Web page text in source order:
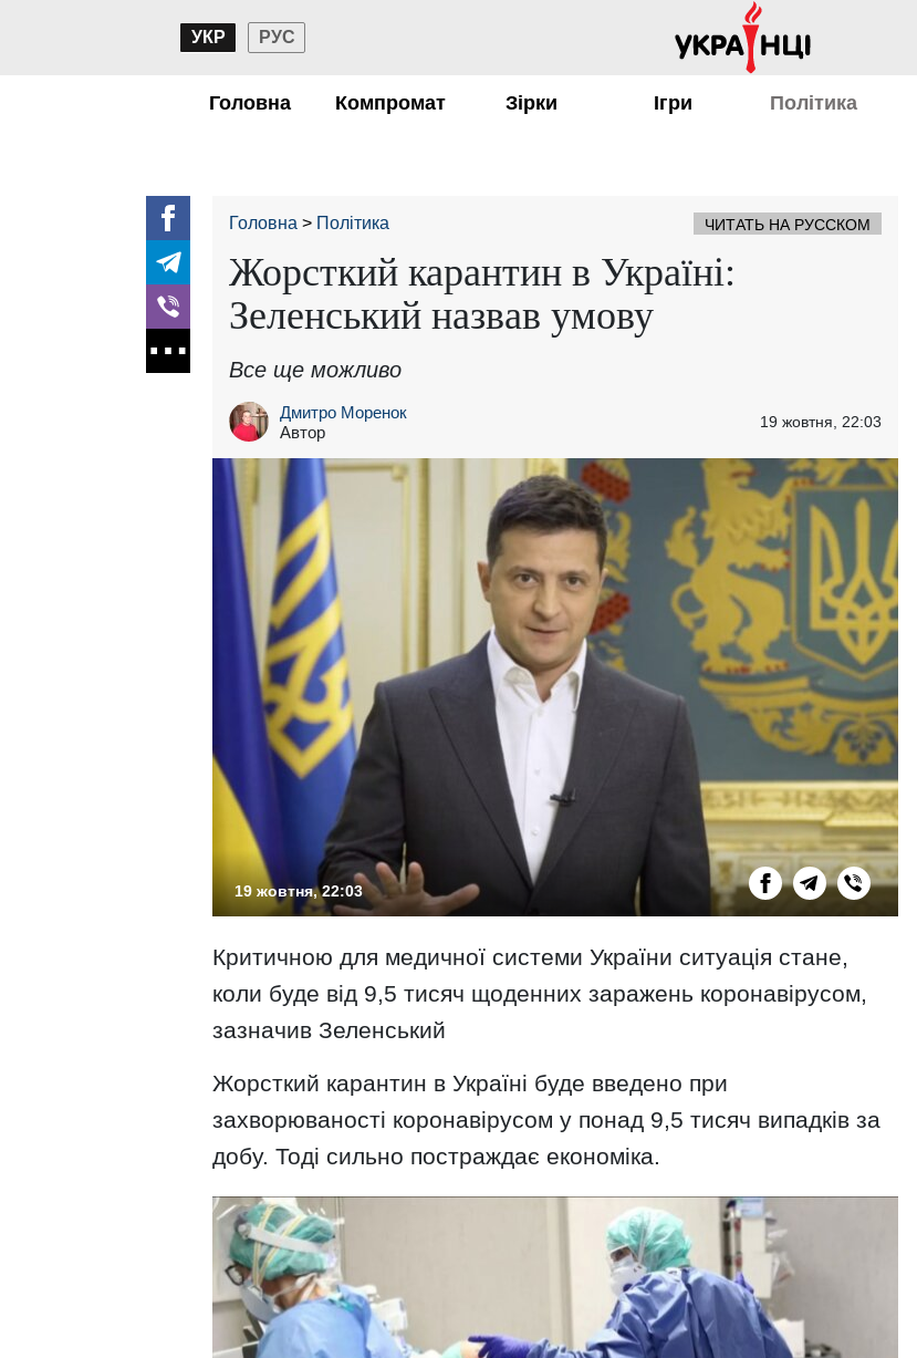
УКР РУС
Головна Компромат Зірки Ігри Політика
Головна Політика ЧИТАТЬ НА РУССКОМ
Жорсткий карантин в Україні:
Зеленський назвав умову
Все ще можливо
Дмитро Моренок
Автор
19 жовтня, 22:03
19 жовтня, 22:03
Критичною для медичної системи України ситуація стане,
коли буде від 9,5 тисяч щоденних заражень коронавірусом,
зазначив Зеленський
Жорсткий карантин в Україні буде введено при
захворюваності коронавірусом у понад 9,5 тисяч випадків за
добу. Тоді сильно постраждає економіка.